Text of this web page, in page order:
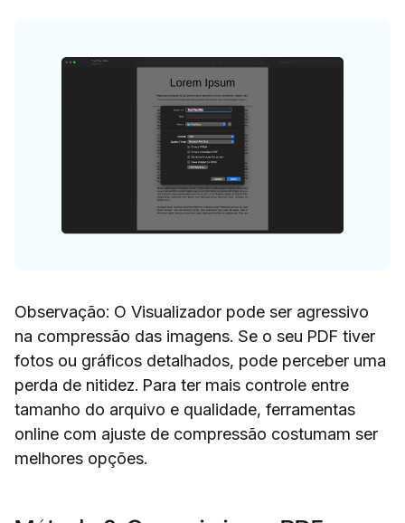
Observação: O Visualizador pode ser agressivo
na compressão das imagens. Se o seu PDF tiver
fotos ou gráficos detalhados, pode perceber uma
perda de nitidez. Para ter mais controle entre
tamanho do arquivo e qualidade, ferramentas
online com ajuste de compressão costumam ser
melhores opções.